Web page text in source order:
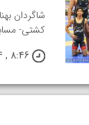
شاگردان
کشتی-
8:46 , 14 مرداد 02